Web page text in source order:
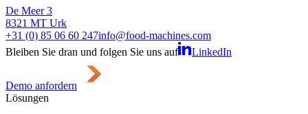
De Meer 3
8321 MT Urk
+31 (0) 85 06 60 247info@food-machines.com
Bleiben Sie dran und folgen Sie uns auf
LinkedIn
Demo anfordern
Lösungen